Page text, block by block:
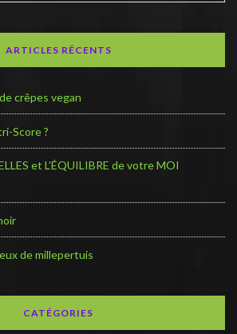
ARTICLES RÉCENTS
crêpes vegan
Score ?
et L’ÉQUILIBRE de votre MOI
de millepertuis
CATÉGORIES